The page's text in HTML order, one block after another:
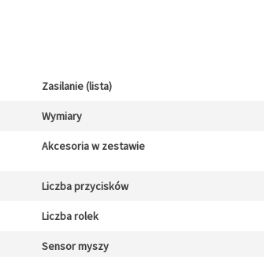
Zasilanie (lista)
Wymiary
Akcesoria w zestawie
Liczba przycisków
Liczba rolek
Sensor myszy